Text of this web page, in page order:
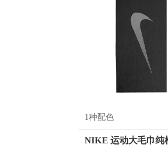
1种配色
NIKE 运动大毛巾纯